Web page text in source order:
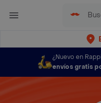
¿Nuevo en
envíos gratis